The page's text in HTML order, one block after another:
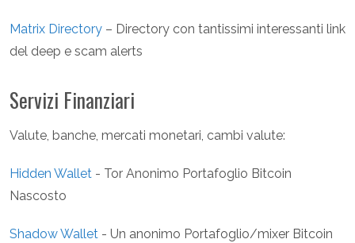
Matrix Directory – Directory con tantissimi interessanti link
del deep e scam alerts
Servizi Finanziari
Valute, banche, mercati monetari, cambi valute:
Hidden Wallet - Tor Anonimo Portafoglio Bitcoin
Nascosto
Shadow Wallet - Un anonimo Portafoglio/mixer Bitcoin